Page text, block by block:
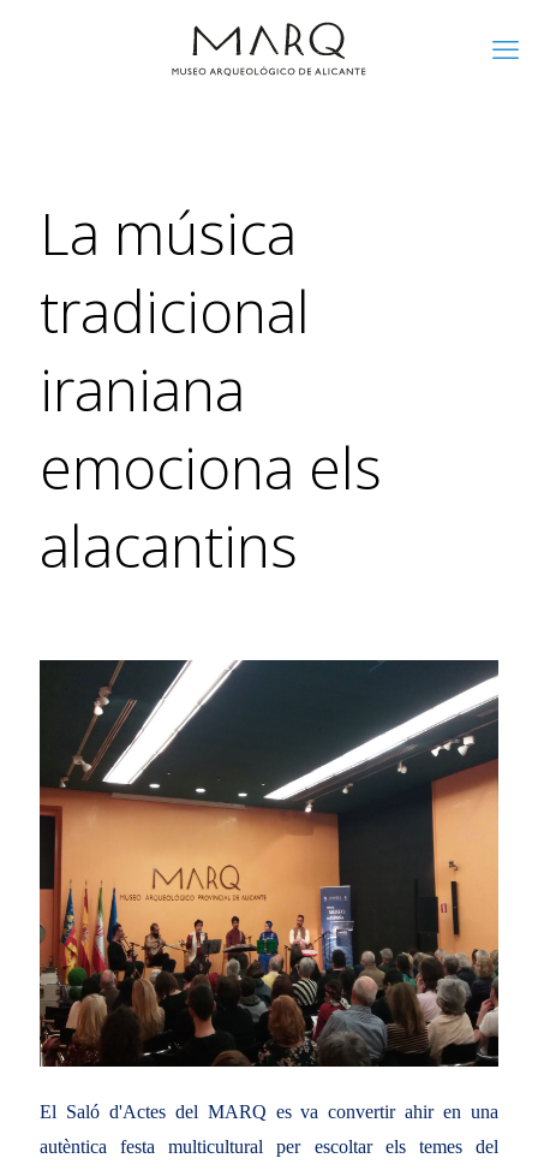
La música
tradicional
iraniana
emociona els
alacantins
El Saló d'Actes del MARQ es va convertir ahir en una
autèntica festa multicultural per escoltar els temes del